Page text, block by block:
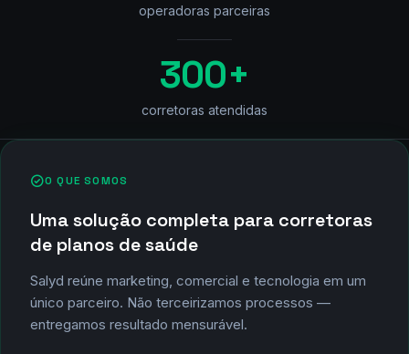
operadoras parceiras
300+
corretoras atendidas
O QUE SOMOS
Uma solução completa para corretoras
de planos de saúde
Salyd reúne marketing, comercial e tecnologia em um
único parceiro. Não terceirizamos processos —
entregamos resultado mensurável.